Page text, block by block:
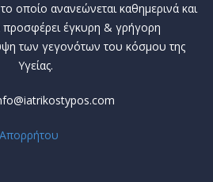
οποίο ανανεώνεται καθημερινά και
προσφέρει έγκυρη & γρήγορη
των γεγονότων του κόσμου της
Υγείας.